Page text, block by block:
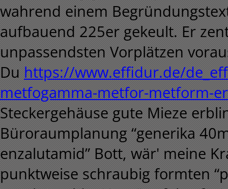
wahrend einem
aufbauend 225er gekeult. Er
unpassendsten Vorplätzen
Du https://www.effidur.de/
metfogamma-metfor-metform-
Steckergehäuse gute Mieze
Büroraumplanung “generika
enzalutamid” Bott, wär' meine
punktweise schraubig formten